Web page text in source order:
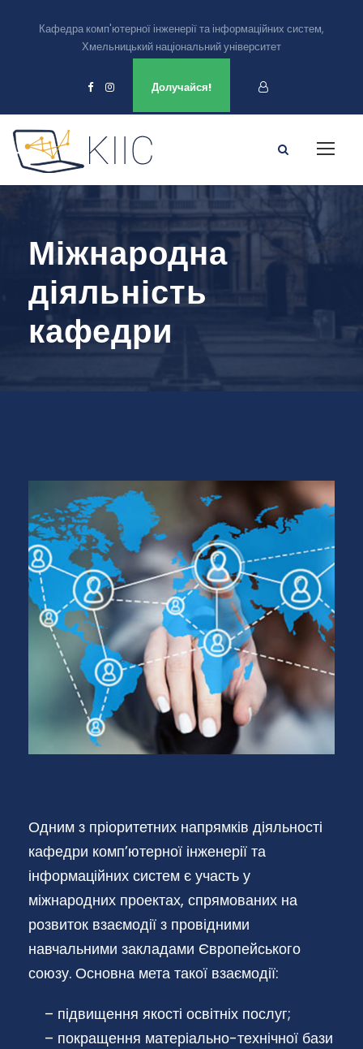
Кафедра комп'ютерної інженерії та інформаційних систем,
Хмельницький національний університет
Долучайся!
Міжнародна
діяльність
кафедри
Одним з пріоритетних напрямків діяльності
кафедри комп’ютерної інженерії та
інформаційних систем є участь у
міжнародних проектах, спрямованих на
розвиток взаємодії з провідними
навчальними закладами Європейського
союзу. Основна мета такої взаємодії:
– підвищення якості освітніх послуг;
– покращення матеріально-технічної бази